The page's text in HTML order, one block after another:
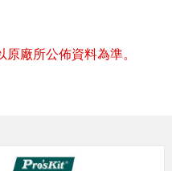
廠所公佈資料為準。